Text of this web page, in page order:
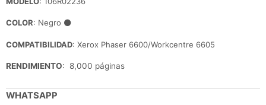
COLOR: Negro ⚫
COMPATIBILIDAD: Xerox Phaser 6600/Workcentre 6605
RENDIMIENTO: 8,000 páginas
WHATSAPP